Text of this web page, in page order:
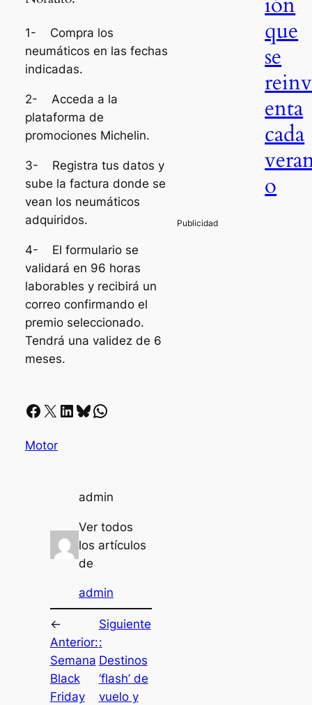
1- Compra los
neumáticos en las fechas
indicadas.
2- Acceda a la
plataforma de
promociones Michelin.
3- Registra tus datos y
sube la factura donde se
vean los neumáticos
adquiridos.
4- El formulario se
validará en 96 horas
laborables y recibirá un
correo confirmando el
premio seleccionado.
Tendrá una validez de 6
meses.
Facebook X LinkedIn Bluesky Whatsapp
Motor
admin
Ver todos
los artículos
de
admin
←
Anterior:
Semana
Black
Friday
Siguiente
:
Destinos
‘flash’ de
vuelo y
que
se
reinv
enta
cada
o